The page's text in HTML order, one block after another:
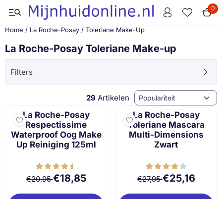
Cookievoorkeuren zijn momenteel gesloten. 0
Home / La Roche-Posay / Toleriane Make-Up
La Roche-Posay Toleriane Make-up
Filters
29 Artikelen Sorteermethode
La Roche-Posay
Respectissime
Waterproof Oog Make
Up Reiniging 125ml
Van 20,95 voor 18,85
€20,95€18,85
La Roche-Posay
Toleriane Mascara
Multi-Dimensions
Zwart
Van 27,95 voor
€27,95€25,16